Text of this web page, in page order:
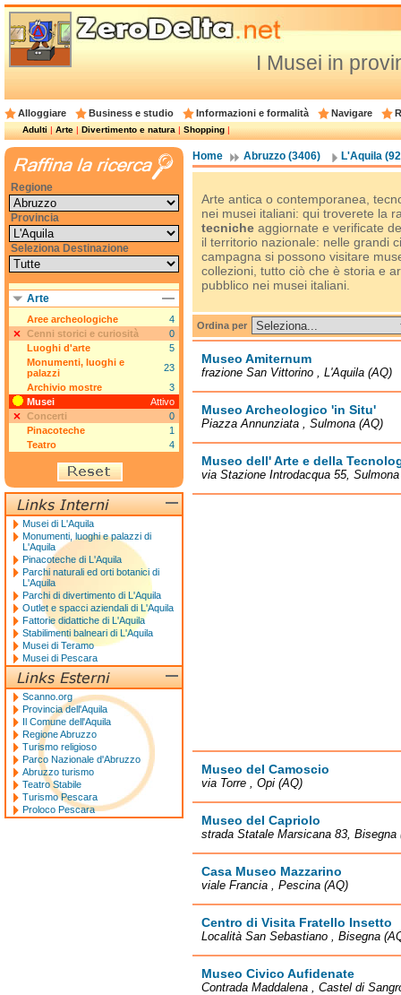
I Musei in
Alloggiare Business e studio Informazioni e formalità Navigare
Adulti|Arte|Divertimento e natura|Shopping|
Home Abruzzo (3406) L'Aquila
Arte antica o contemporanea,
nei musei italiani: qui troverete la
tecniche aggiornate e verificate
il territorio nazionale: nelle grandi
campagna si possono visitare
collezioni, tutto ciò che è storia e
pubblico nei musei italiani.
Ordina per
Museo Amiternum
frazione San Vittorino , L'Aquila (AQ)
Museo Archeologico 'in Situ'
Piazza Annunziata , Sulmona (AQ)
Museo dell' Arte e della
via Stazione Introdacqua 55,
Museo del Camoscio
via Torre , Opi (AQ)
Museo del Capriolo
strada Statale Marsicana 83, Bisegna
Casa Museo Mazzarino
viale Francia , Pescina (AQ)
Centro di Visita Fratello Insetto
Località San Sebastiano , Bisegna
Museo Civico Aufidenate
Contrada Maddalena , Castel di
Regione
Provincia
Seleziona Destinazione
Arte
Aree archeologiche
4
Cenni storici e curiosità
0
Luoghi d'arte
5
Monumenti, luoghi e
palazzi
23
Archivio mostre
3
Musei
Attivo
Concerti
0
Pinacoteche
1
Teatro
4
Musei di L'Aquila
Monumenti, luoghi e palazzi di
L'Aquila
Pinacoteche di L'Aquila
Parchi naturali ed orti botanici di
L'Aquila
Parchi di divertimento di L'Aquila
Outlet e spacci aziendali di L'Aquila
Fattorie didattiche di L'Aquila
Stabilimenti balneari di L'Aquila
Musei di Teramo
Musei di Pescara
Scanno.org
Provincia dell'Aquila
Il Comune dell'Aquila
Regione Abruzzo
Turismo religioso
Parco Nazionale d'Abruzzo
Abruzzo turismo
Teatro Stabile
Turismo Pescara
Proloco Pescara